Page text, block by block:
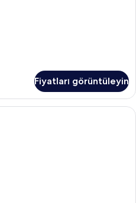
Fiyatları görüntüleyin
Masa, güneşlik/perde, ücretsiz